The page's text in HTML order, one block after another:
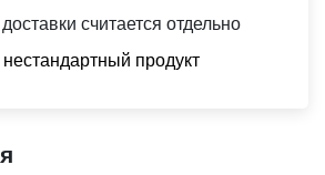
считается отдельно
продукт